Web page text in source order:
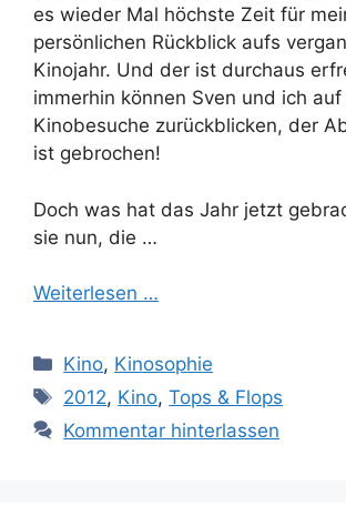
es wieder Mal höchste Zeit für
persönlichen Rückblick aufs
Kinojahr. Und der ist durchaus
immerhin können Sven und ich auf
Kinobesuche zurückblicken, der
ist gebrochen!
Doch was hat das Jahr jetzt
sie nun, die …
Weiterlesen …
Kategorien
Kino, Kinosophie
Schlagwörter
2012, Kino,Tops & Flops
Kommentar hinterlassen